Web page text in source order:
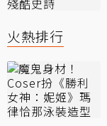
火熱排行